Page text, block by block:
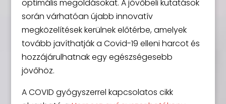
optimális megoldásokat. A jövőbeli kutatások
során várhatóan újabb innovatív
megközelítések kerülnek előtérbe, amelyek
tovább javíthatják a Covid-19 elleni harcot és
hozzájárulhatnak egy egészségesebb
jövőhöz.
A COVID gyógyszerrel kapcsolatos cikk